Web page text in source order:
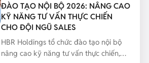
ĐÀO TẠO NỘI BỘ 2026: NÂNG CAO
KỸ NĂNG TƯ VẤN THỰC CHIẾN
CHO ĐỘI NGŨ SALES
HBR Holdings tổ chức đào tạo nội bộ
nâng cao kỹ năng tư vấn thực chiến,